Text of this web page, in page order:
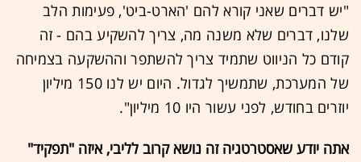
"יש דברים שאני קורא להם 'הארט-ביט', פעימות הלב
שלנו, דברים שלא משנה מה, צריך להשקיע בהם - זה
קודם כל הניווט שתמיד צריך להשתפר וההשקעה בצמיחה
של המערכת, שתמשיך לגדול. היום יש לנו 150 מיליון
יוזרים בחודש, לפני עשור היו 10 מיליון".
אתה יודע שאסטרטגיה זה נושא קרוב לליבי, איזה "תפקיד"